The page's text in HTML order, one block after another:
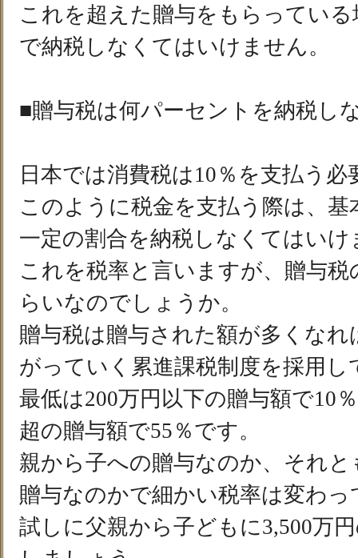
これを超えた贈与をもらってい
で納税しなくてはいけません。
■贈与税は何パーセントを納税し
日本では消費税は10％を支払う
このように税金を支払う際は、
一定の割合を納税しなくてはいけ
これを税率と言いますが、贈与
らいなのでしょうか。
贈与税は贈与された額が多くな
がっていく累進課税制度を採用し
最低は200万円以下の贈与額で10
超の贈与額で55％です。
親から子への贈与なのか、それ
贈与なのかで細かい税率は変わっ
試しに父親から子どもに3,500万